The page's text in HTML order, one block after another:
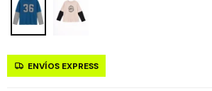
ENVÍOS EXPRESS